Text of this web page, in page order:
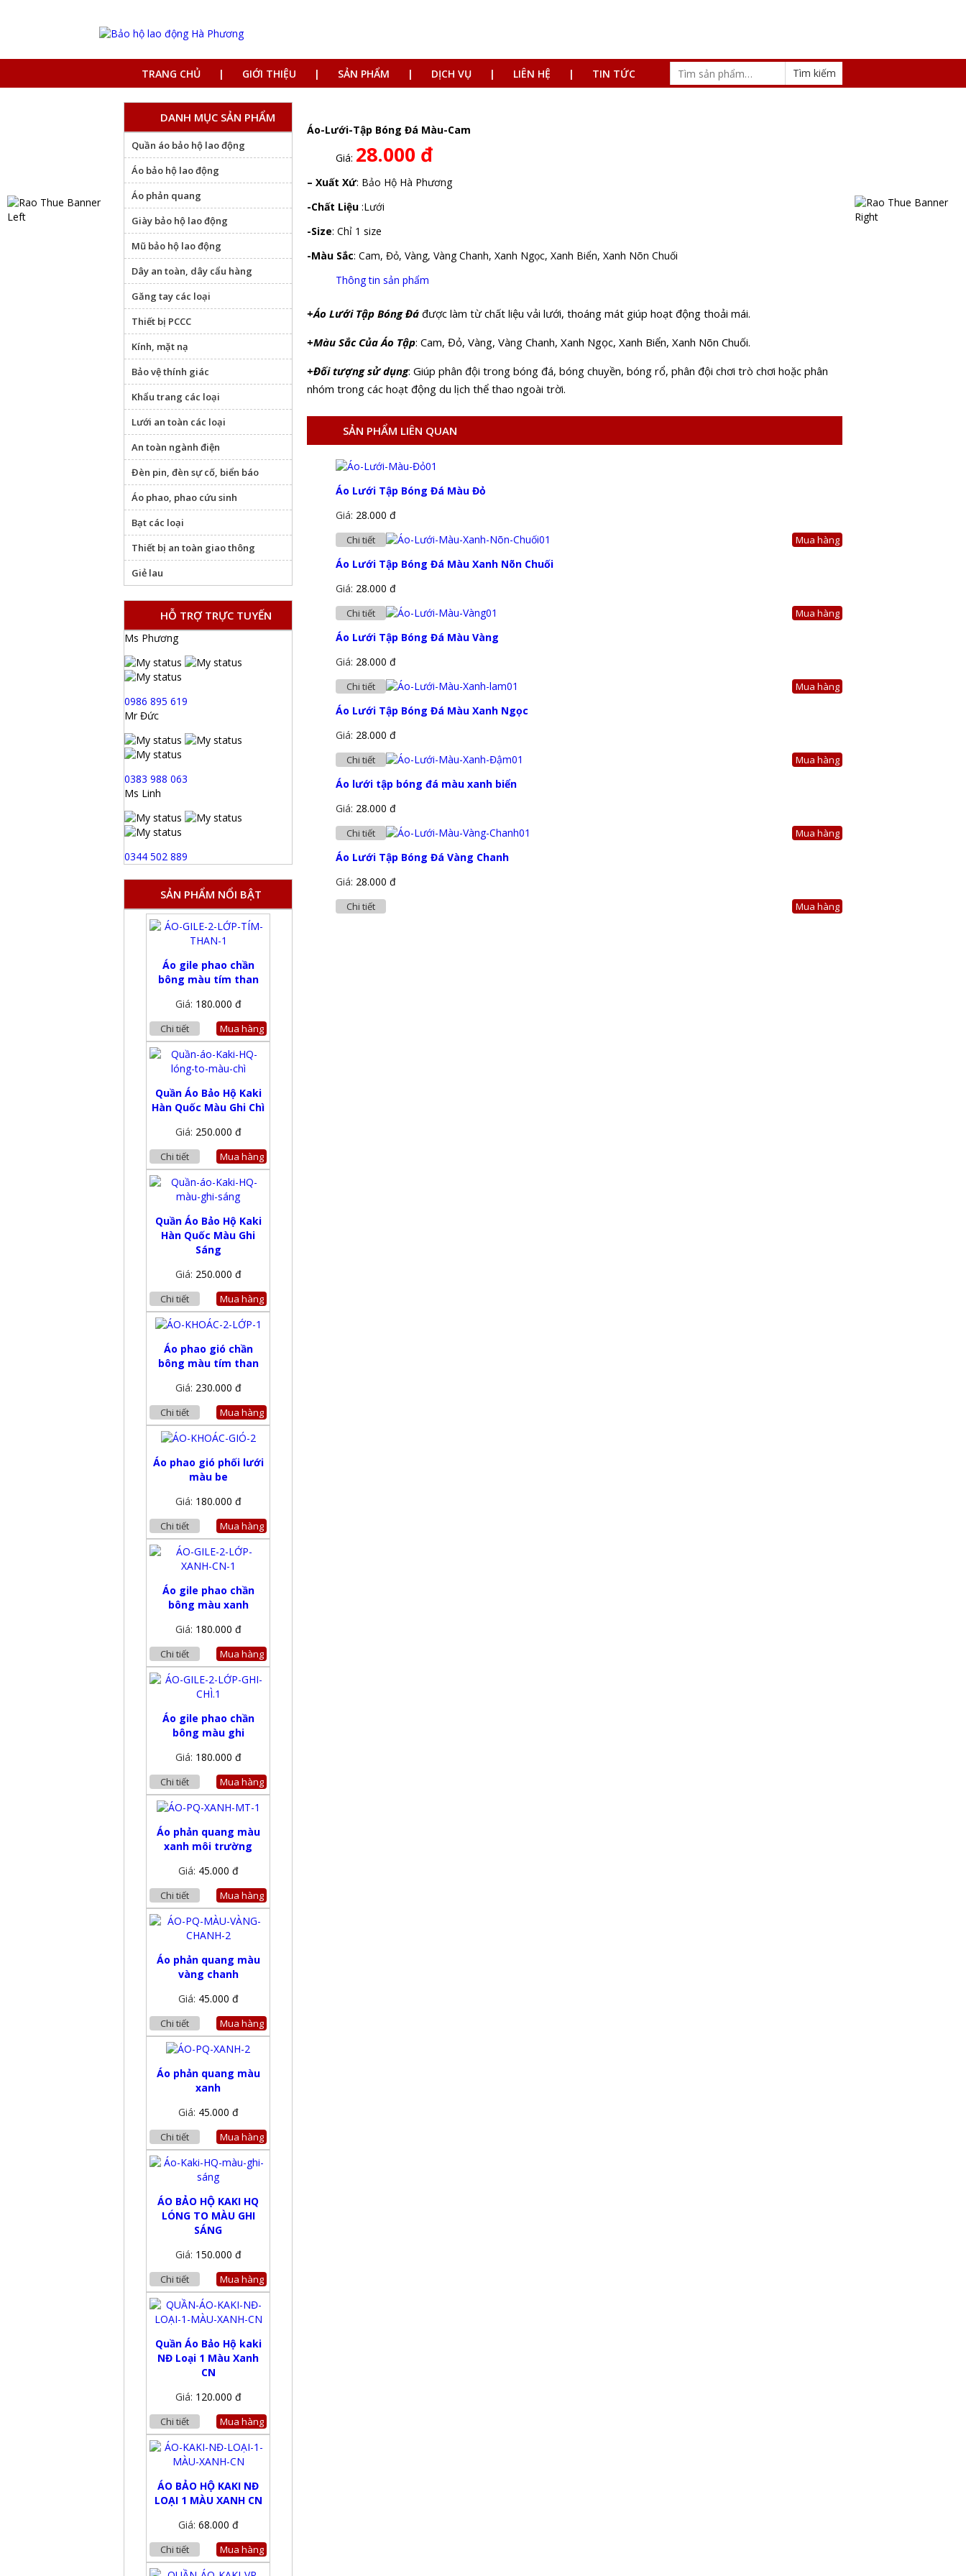
TRANG CHỦ GIỚI THIỆU SẢN PHẨM DỊCH VỤ LIÊN HỆ TIN TỨC
Áo-Lưới-Tập Bóng Đá Màu-Cam
Giá: 28.000 đ
– Xuất Xứ: Bảo Hộ Hà Phương
-Chất Liệu :Lưới
-Size: Chỉ 1 size
-Màu Sắc: Cam, Đỏ, Vàng, Vàng Chanh, Xanh Ngọc, Xanh Biển, Xanh Nõn Chuối
Thông tin sản phẩm
+Áo Lưới Tập Bóng Đá được làm từ chất liệu vải lưới, thoáng mát giúp hoạt động thoải mái.
+Màu Sắc Của Áo Tập: Cam, Đỏ, Vàng, Vàng Chanh, Xanh Ngọc, Xanh Biển, Xanh Nõn Chuối.
+Đối tượng sử dụng: Giúp phân đội trong bóng đá, bóng chuyền, bóng rổ, phân đội chơi trò chơi hoặc phân
nhóm trong các hoạt động du lịch thể thao ngoài trời.
SẢN PHẨM LIÊN QUAN
Áo Lưới Tập Bóng Đá Màu Đỏ
Giá: 28.000 đ
Chi tiết Mua hàng
Áo Lưới Tập Bóng Đá Màu Xanh Nõn Chuối
Giá: 28.000 đ
Chi tiết Mua hàng
Áo Lưới Tập Bóng Đá Màu Vàng
Giá: 28.000 đ
Chi tiết Mua hàng
Áo Lưới Tập Bóng Đá Màu Xanh Ngọc
Giá: 28.000 đ
Chi tiết Mua hàng
Áo lưới tập bóng đá màu xanh biển
Giá: 28.000 đ
Chi tiết Mua hàng
Áo Lưới Tập Bóng Đá Vàng Chanh
Giá: 28.000 đ
Chi tiết Mua hàng
DANH MỤC SẢN PHẨM
Quần áo bảo hộ lao động
Áo bảo hộ lao động
Áo phản quang
Giày bảo hộ lao động
Mũ bảo hộ lao động
Dây an toàn, dây cẩu hàng
Găng tay các loại
Thiết bị PCCC
Kính, mặt nạ
Bảo vệ thính giác
Khẩu trang các loại
Lưới an toàn các loại
An toàn ngành điện
Đèn pin, đèn sự cố, biển báo
Áo phao, phao cứu sinh
Bạt các loại
Thiết bị an toàn giao thông
Giẻ lau
HỖ TRỢ TRỰC TUYẾN
Ms Phương
0986 895 619
Mr Đức
0383 988 063
Ms Linh
0344 502 889
SẢN PHẨM NỔI BẬT
Áo gile phao chần
bông màu tím than
Giá: 180.000 đ
Chi tiết Mua hàng
Quần Áo Bảo Hộ Kaki
Hàn Quốc Màu Ghi Chì
Giá: 250.000 đ
Chi tiết Mua hàng
Quần Áo Bảo Hộ Kaki
Hàn Quốc Màu Ghi
Sáng
Giá: 250.000 đ
Chi tiết Mua hàng
Áo phao gió chần
bông màu tím than
Giá: 230.000 đ
Chi tiết Mua hàng
Áo phao gió phối lưới
màu be
Giá: 180.000 đ
Chi tiết Mua hàng
Áo gile phao chần
bông màu xanh
Giá: 180.000 đ
Chi tiết Mua hàng
Áo gile phao chần
bông màu ghi
Giá: 180.000 đ
Chi tiết Mua hàng
Áo phản quang màu
xanh môi trường
Giá: 45.000 đ
Chi tiết Mua hàng
Áo phản quang màu
vàng chanh
Giá: 45.000 đ
Chi tiết Mua hàng
Áo phản quang màu
xanh
Giá: 45.000 đ
Chi tiết Mua hàng
ÁO BẢO HỘ KAKI HQ
LÓNG TO MÀU GHI
SÁNG
Giá: 150.000 đ
Chi tiết Mua hàng
Quần Áo Bảo Hộ kaki
NĐ Loại 1 Màu Xanh
CN
Giá: 120.000 đ
Chi tiết Mua hàng
ÁO BẢO HỘ KAKI NĐ
LOẠI 1 MÀU XANH CN
Giá: 68.000 đ
Chi tiết Mua hàng